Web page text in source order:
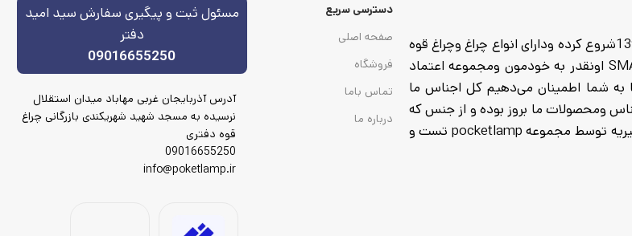
مجموعه pocketlamp وارد کننده انواع چراغ وچراغ قوه که فعالیت خود را از سال1398شروع کرده ودارای انواع چراغ وچراغ قوه
از هدلایت های پیشانی تا گجت وچراغ های کمپی وانواع چراغ قوه مارک SMALLSUN اونقدر به خودمون ومجموعه اعتماد
تست ومرجوعی دارید ما به شما اطمینان می‌دهیم کل اجناس ما
واجناس ومحصولات ما بروز بوده و از جنس که
تاریخ انقضا باطری تمام شده موجود نمی‌کنیم واجناس که به دست مصرف کننده میریه توسط مجموعه pocketlamp تست و
دسترسی سریع
صفحه اصلی
فروشگاه
تماس باما
درباره ما
مسئول ثبت و پیگیری سفارش سید امید
دفتر
09016655250
آدرس آذربایجان غربی مهاباد میدان استقلال
نرسیده به مسجد شهید شهریکندی بازرگانی چراغ
قوه دفتری
09016655250
info@poketlamp.ir